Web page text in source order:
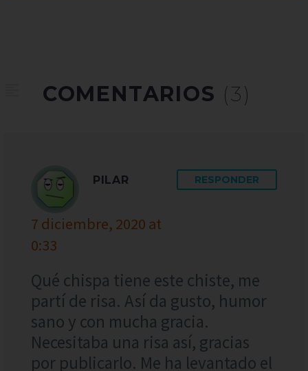
COMENTARIOS (3)
PILAR
7 diciembre, 2020 at
0:33
RESPONDER
Qué chispa tiene este chiste, me
partí de risa. Así da gusto, humor
sano y con mucha gracia.
Necesitaba una risa así, gracias
por publicarlo. Me ha levantado el